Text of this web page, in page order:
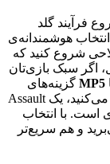
فرآیند گلد
هوشمندانه‌ی
شروع کنید که
اگر سبک بازی‌تان
MP5 گزینه‌های
مناسبی هستند. اما اگر آرام‌تر و تاکتیکی‌تر بازی می‌کنید، یک Assault
است. با انتخاب
و هم سریع‌تر